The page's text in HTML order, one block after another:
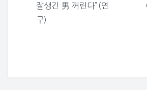
적이 아니다"고 반박하며
건물 내부 사진을 공개했
잘생긴 男 꺼린다”(연
구)